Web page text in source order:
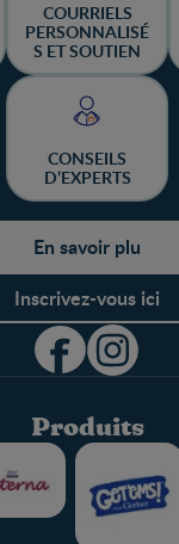
COURRIELS
PERSONNALISÉ
S ET SOUTIEN
CONSEILS
D’EXPERTS
En savoir plu
Inscrivez-vous ici
Produits